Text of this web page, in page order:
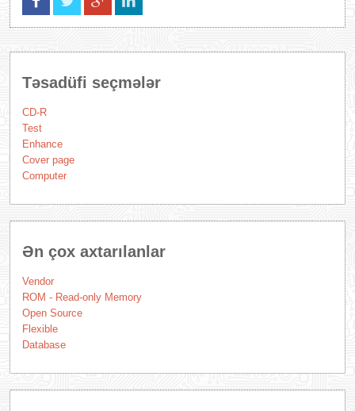
Təsadüfi seçmələr
CD-R
Test
Enhance
Cover page
Computer
Ən çox axtarılanlar
Vendor
ROM - Read-only Memory
Open Source
Flexible
Database